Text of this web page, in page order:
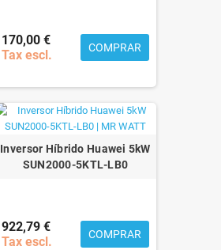
170,00 €
Tax escl.
COMPRAR
Inversor Híbrido Huawei 5kW
SUN2000-5KTL-LB0
922,79 €
Tax escl.
COMPRAR